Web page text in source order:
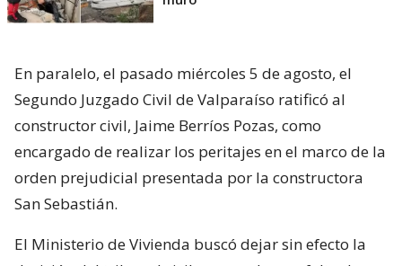
En paralelo, el pasado miércoles 5 de agosto, el
Segundo Juzgado Civil de Valparaíso ratificó al
constructor civil, Jaime Berríos Pozas, como
encargado de realizar los peritajes en el marco de la
orden prejudicial presentada por la constructora
San Sebastián.
El Ministerio de Vivienda buscó dejar sin efecto la